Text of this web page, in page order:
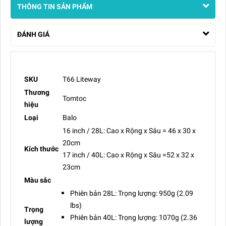
THÔNG TIN SẢN PHẨM
ĐÁNH GIÁ
SKU
T66 Liteway
Thương
hiệu
Tomtoc
Loại Balo
Kích thước
16 inch / 28L: Cao x Rộng x Sâu = 46 x 30 x
20cm
17 inch / 40L: Cao x Rộng x Sâu =52 x 32 x
23cm
Màu sắc
Trọng
lượng
Phiên bản 28L: Trọng lượng: 950g (2.09
lbs)
Phiên bản 40L: Trọng lượng: 1070g (2.36